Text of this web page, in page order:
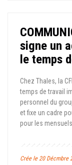
signe un
le temps
Chez Thales, la
temps de travail
personnel du
et fixe un cadre
pour les mensuels.
Crée le 20 Décmbre